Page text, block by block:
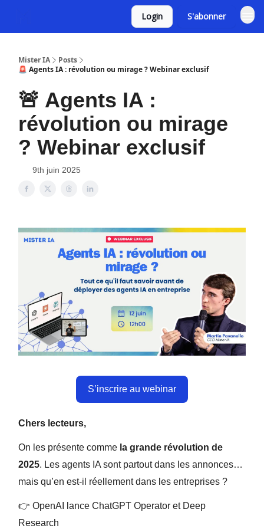
Login S'abonner
Mister IA
Posts
🚨 Agents IA : révolution ou mirage ? Webinar exclusif
🚨 Agents IA :
révolution ou mirage
? Webinar exclusif
9th juin 2025
S’inscrire au webinar
Chers lecteurs,
On les présente comme la grande révolution de
2025. Les agents IA sont partout dans les annonces…
mais qu’en est-il réellement dans les entreprises ?
👉 OpenAI lance ChatGPT Operator et Deep
Research